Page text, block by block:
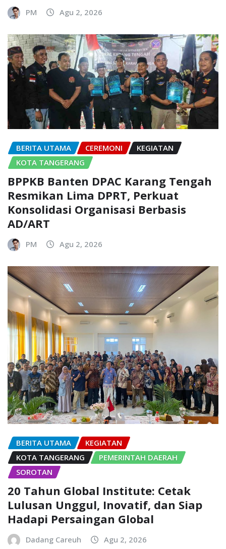
PM Agu 2, 2026
BERITA UTAMA CEREMONI
KEGIATAN
KOTA TANGERANG
BPPKB Banten DPAC Karang Tengah
Resmikan Lima DPRT, Perkuat
Konsolidasi Organisasi Berbasis
AD/ART
PM Agu 2, 2026
BERITA UTAMA
KEGIATAN
KOTA TANGERANG
PEMERINTAH DAERAH
SOROTAN
20 Tahun Global Institute: Cetak
Lulusan Unggul, Inovatif, dan Siap
Hadapi Persaingan Global
Dadang Careuh Agu 2, 2026